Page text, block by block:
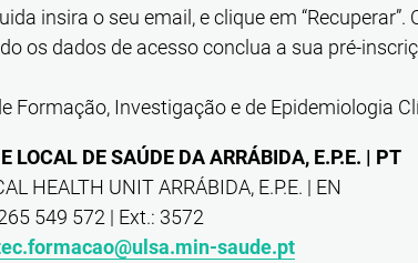
insira o seu email, e clique em
os dados de acesso conclua a sua pré-
Formação, Investigação e de Epidemiologia
LOCAL DE SAÚDE DA ARRÁBIDA, E.P.E. | PT
HEALTH UNIT ARRÁBIDA, E.P.E. | EN
549 572 | Ext.: 3572
saude.pt